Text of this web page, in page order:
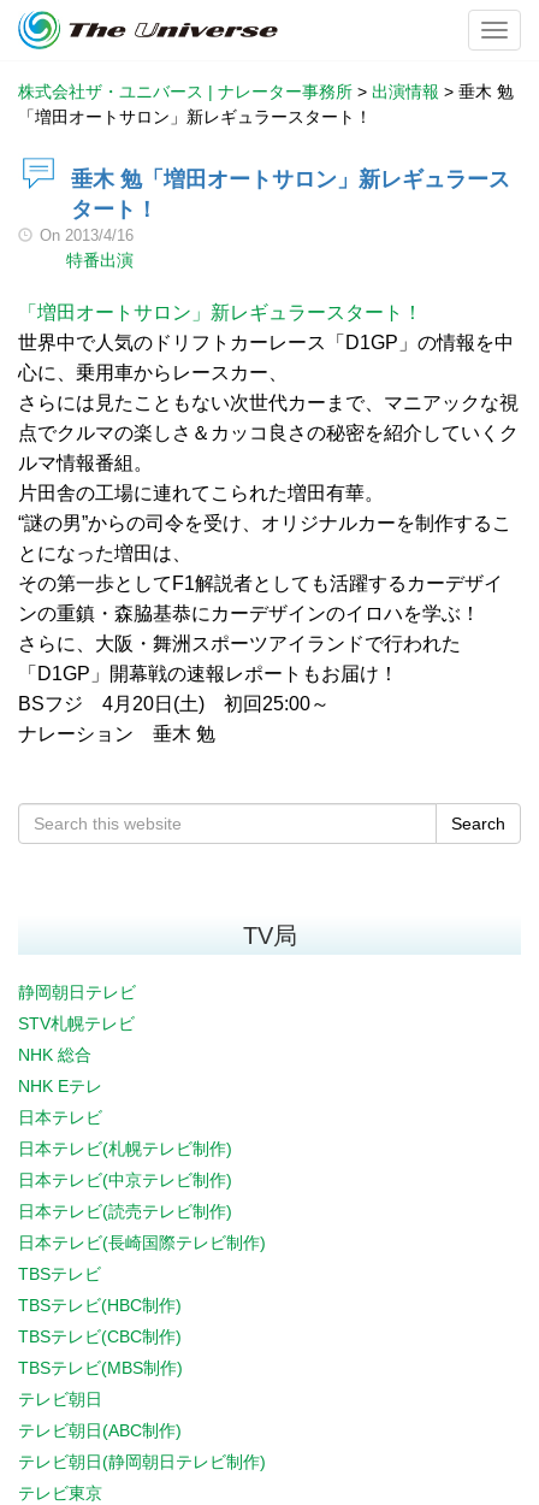
株式会社ザ・ユニバース | ナレーター事務所 > 出演情報 > 垂木 勉
「増田オートサロン」新レギュラースタート！
垂木 勉「増田オートサロン」新レギュラース
タート！
On 2013/4/16
特番出演
「増田オートサロン」新レギュラースタート！
世界中で人気のドリフトカーレース「D1GP」の情報を中
心に、乗用車からレースカー、
さらには見たこともない次世代カーまで、マニアックな視
点でクルマの楽しさ＆カッコ良さの秘密を紹介していくク
ルマ情報番組。
片田舎の工場に連れてこられた増田有華。
“謎の男”からの司令を受け、オリジナルカーを制作するこ
とになった増田は、
その第一歩としてF1解説者としても活躍するカーデザイ
ンの重鎮・森脇基恭にカーデザインのイロハを学ぶ！
さらに、大阪・舞洲スポーツアイランドで行われた
「D1GP」開幕戦の速報レポートもお届け！
BSフジ 4月20日(土) 初回25:00～
ナレーション 垂木 勉
Search
TV局
静岡朝日テレビ
STV札幌テレビ
NHK 総合
NHK Eテレ
日本テレビ
日本テレビ(札幌テレビ制作)
日本テレビ(中京テレビ制作)
日本テレビ(読売テレビ制作)
日本テレビ(長崎国際テレビ制作)
TBSテレビ
TBSテレビ(HBC制作)
TBSテレビ(CBC制作)
TBSテレビ(MBS制作)
テレビ朝日
テレビ朝日(ABC制作)
テレビ朝日(静岡朝日テレビ制作)
テレビ東京